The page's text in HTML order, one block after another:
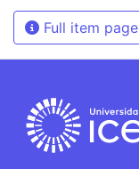
Full item page